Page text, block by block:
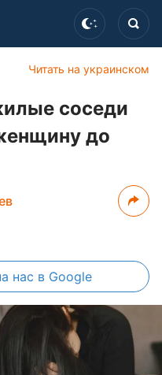
Читать на украинском
соседи
до
нас в Google